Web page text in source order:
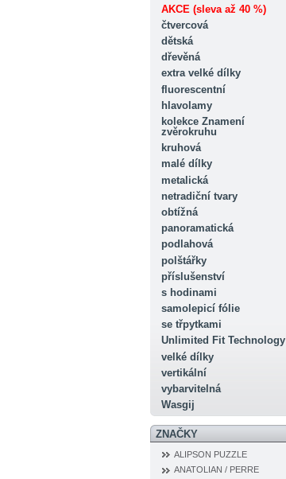
AKCE (sleva až 40 %)
čtvercová
dětská
dřevěná
extra velké dílky
fluorescentní
hlavolamy
kolekce Znamení
zvěrokruhu
kruhová
malé dílky
metalická
netradiční tvary
obtížná
panoramatická
podlahová
polštářky
příslušenství
s hodinami
samolepicí fólie
se třpytkami
Unlimited Fit Technology
velké dílky
vertikální
vybarvitelná
Wasgij
ZNAČKY
ALIPSON PUZZLE
ANATOLIAN / PERRE